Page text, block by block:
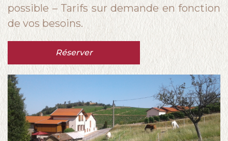
possible – Tarifs sur demande en fonction
de vos besoins.
Réserver